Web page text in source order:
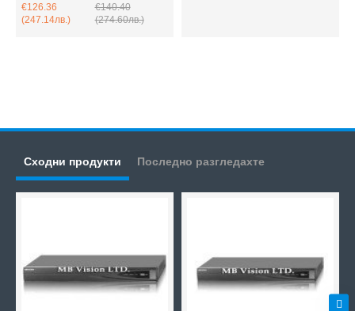
€126.36
(247.14лв.)
€140.40
(274.60лв.)
Сходни продукти Последно разгледахте